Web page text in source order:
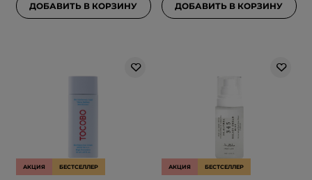
ДОБАВИТЬ В КОРЗИНУ ДОБАВИТЬ В КОРЗИНУ
АКЦИЯ БЕСТСЕЛЛЕР АКЦИЯ БЕСТСЕЛЛЕР